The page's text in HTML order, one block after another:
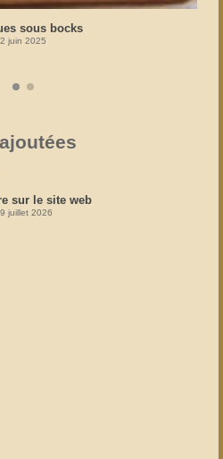
sous bocks
2 juin 2025
sur le site web
juillet 2026